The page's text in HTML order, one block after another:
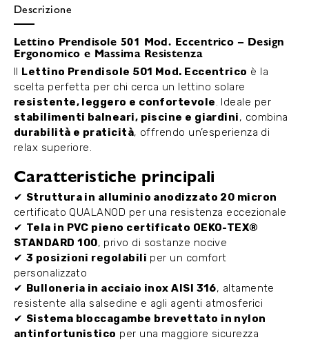
Descrizione
Lettino Prendisole 501 Mod. Eccentrico – Design
Ergonomico e Massima Resistenza
Il Lettino Prendisole 501 Mod. Eccentrico è la
scelta perfetta per chi cerca un lettino solare
resistente, leggero e confortevole. Ideale per
stabilimenti balneari, piscine e giardini, combina
durabilità e praticità, offrendo un’esperienza di
relax superiore.
Caratteristiche principali
✔ Struttura in alluminio anodizzato 20 micron
certificato QUALANOD per una resistenza eccezionale
✔ Tela in PVC pieno certificato OEKO-TEX®
STANDARD 100, privo di sostanze nocive
✔ 3 posizioni regolabili per un comfort
personalizzato
✔ Bulloneria in acciaio inox AISI 316, altamente
resistente alla salsedine e agli agenti atmosferici
✔ Sistema bloccagambe brevettato in nylon
antinfortunistico per una maggiore sicurezza